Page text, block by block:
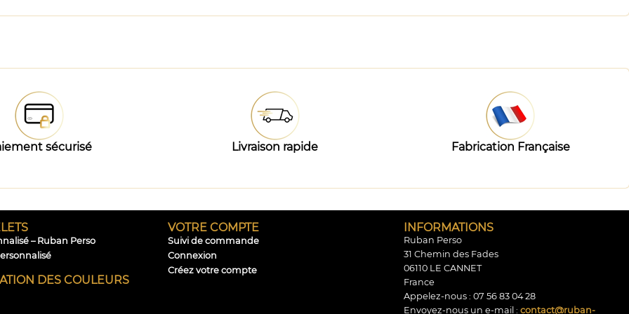
sécurisé Livraison rapide Fabrication Française
– Ruban Perso
DES COULEURS
VOTRE COMPTE
Suivi de commande
Connexion
Créez votre compte
INFORMATIONS
Ruban Perso
31 Chemin des Fades
06110 LE CANNET
France
Appelez-nous : 07 56 83 04 28
Envoyez-nous un e-mail : contact@ruban-